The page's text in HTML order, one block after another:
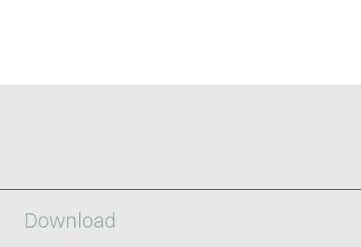
Download